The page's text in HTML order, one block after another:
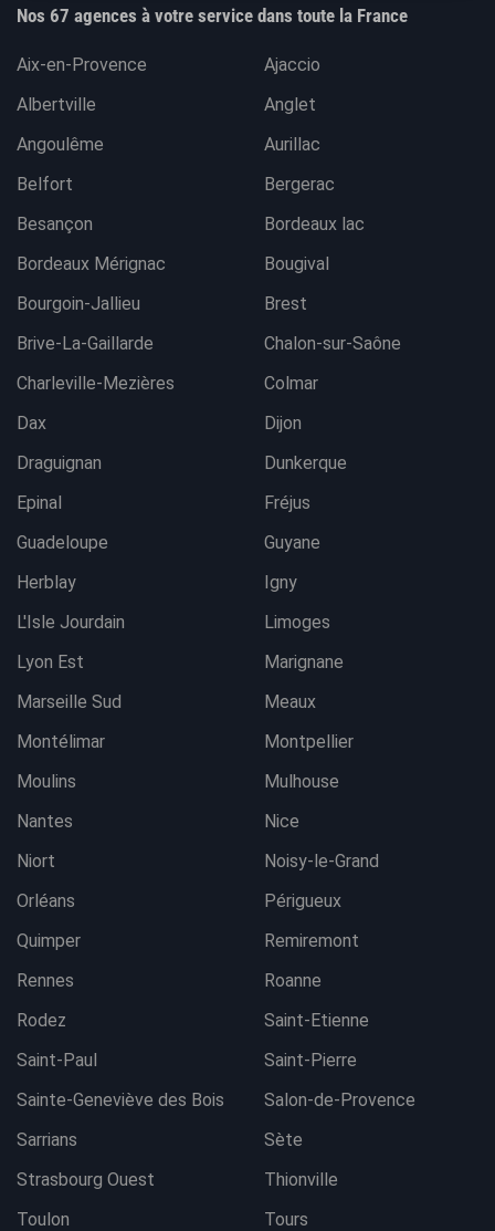
Nos 67 agences à votre service dans toute la France
Aix-en-Provence
Ajaccio
Albertville
Anglet
Angoulême
Aurillac
Belfort
Bergerac
Besançon
Bordeaux lac
Bordeaux Mérignac
Bougival
Bourgoin-Jallieu
Brest
Brive-La-Gaillarde
Chalon-sur-Saône
Charleville-Mezières
Colmar
Dax
Dijon
Draguignan
Dunkerque
Epinal
Fréjus
Guadeloupe
Guyane
Herblay
Igny
L'Isle Jourdain
Limoges
Lyon Est
Marignane
Marseille Sud
Meaux
Montélimar
Montpellier
Moulins
Mulhouse
Nantes
Nice
Niort
Noisy-le-Grand
Orléans
Périgueux
Quimper
Remiremont
Rennes
Roanne
Rodez
Saint-Etienne
Saint-Paul
Saint-Pierre
Sainte-Geneviève des Bois
Salon-de-Provence
Sarrians
Sète
Strasbourg Ouest
Thionville
Toulon
Tours